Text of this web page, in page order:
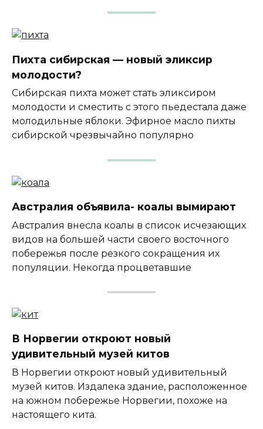
Пихта сибирская — новый эликсир
молодости?
Сибирская пихта может стать эликсиром
молодости и сместить с этого пьедестала даже
молодильные яблоки. Эфирное масло пихты
сибирской чрезвычайно популярно
Австралия объявила- коалы вымирают
Австралия внесла коалы в список исчезающих
видов на большей части своего восточного
побережья после резкого сокращения их
популяции. Некогда процветавшие
В Норвегии откроют новый
удивительный музей китов
В Норвегии откроют новый удивительный
музей китов. Издалека здание, расположенное
на южном побережье Норвегии, похоже на
настоящего кита.